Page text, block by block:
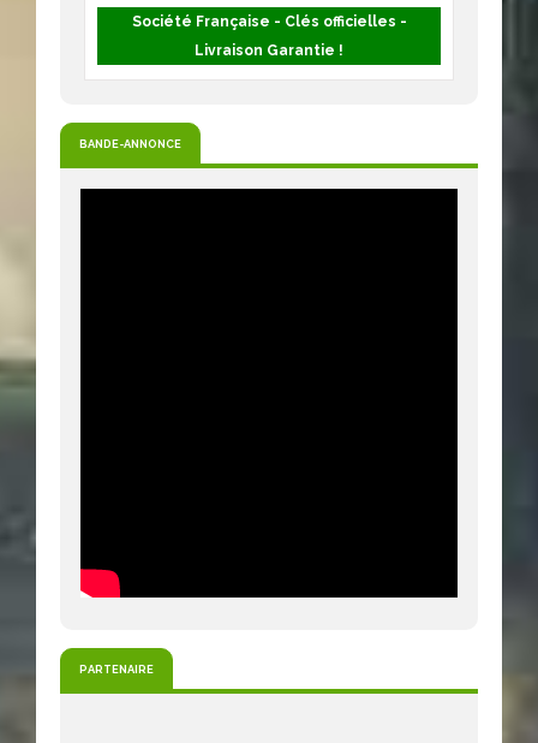
Société Française - Clés officielles -
Livraison Garantie !
BANDE-ANNONCE
PARTENAIRE